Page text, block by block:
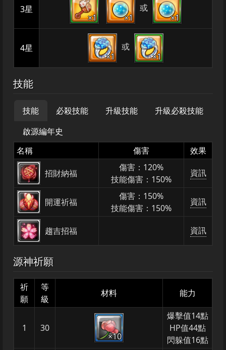
3星
×1 ×1
或
×1
4星
×1
或
×1
技能
技能 必殺技能 升級技能
升級必殺技能
啟源編年史
名稱
傷害 效果
招財納福
傷害：120%
技能傷害：150%
資訊
開運祈福
傷害：150%
技能傷害：150%
資訊
趨吉招福 資訊
源神祈願
祈
願
等
級
材料 能力
1 30
×10
爆擊值14點
HP值44點
閃躲值16點